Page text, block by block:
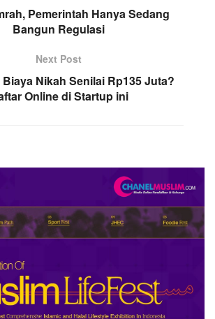
Pemerintah Hanya Sedang
Bangun Regulasi
Next Post
Biaya Nikah Senilai Rp135 Juta?
Online di Startup ini